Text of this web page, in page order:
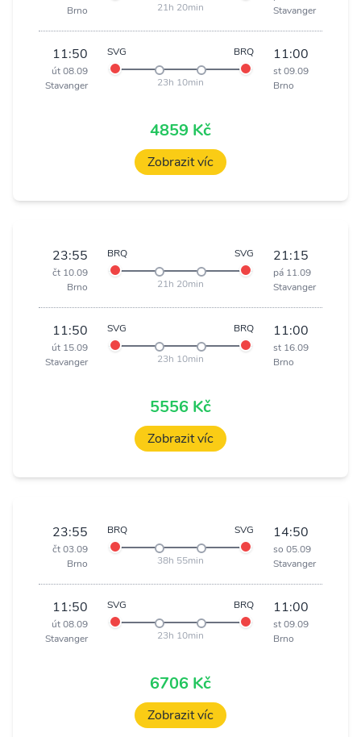
Brno
21h 20min
Stavanger
11:50
út 08.09
Stavanger
SVG BRQ
23h 10min
11:00
st 09.09
Brno
4859 Kč
Zobrazit víc
23:55
čt 10.09
Brno
BRQ SVG
21h 20min
21:15
pá 11.09
Stavanger
11:50
út 15.09
Stavanger
SVG BRQ
23h 10min
11:00
st 16.09
Brno
5556 Kč
Zobrazit víc
23:55
čt 03.09
Brno
BRQ SVG
38h 55min
14:50
so 05.09
Stavanger
11:50
út 08.09
Stavanger
SVG BRQ
23h 10min
11:00
st 09.09
Brno
6706 Kč
Zobrazit víc